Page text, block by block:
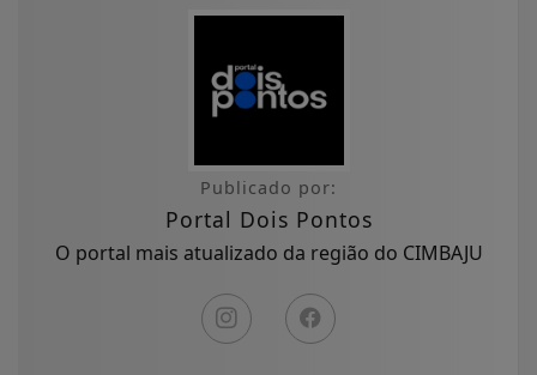
Publicado por:
Portal Dois Pontos
O portal mais atualizado da região do CIMBAJU